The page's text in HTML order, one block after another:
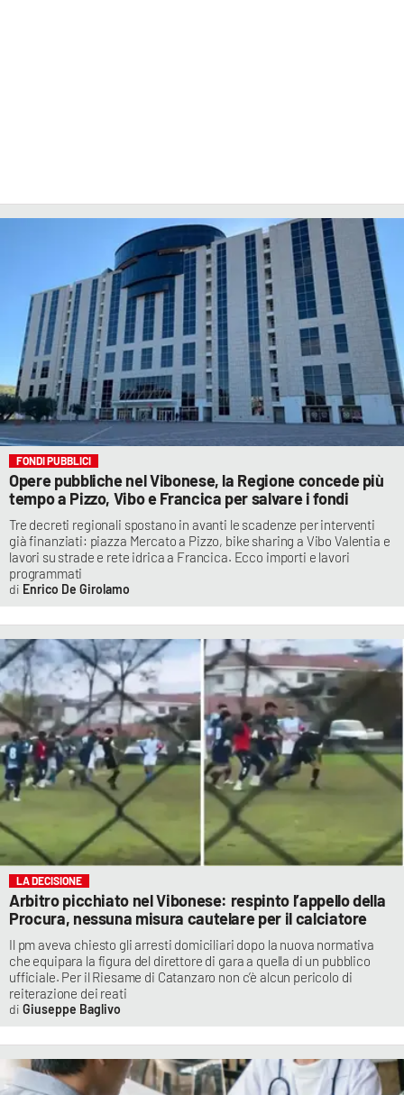
APPLE
FONDI PUBBLICI
Opere pubbliche nel Vibonese, la Regione concede più
tempo a Pizzo, Vibo e Francica per salvare i fondi
Tre decreti regionali spostano in avanti le scadenze per interventi
già finanziati: piazza Mercato a Pizzo, bike sharing a Vibo Valentia e
lavori su strade e rete idrica a Francica. Ecco importi e lavori
programmati
Enrico De Girolamo
LA DECISIONE
Arbitro picchiato nel Vibonese: respinto l’appello della
Procura, nessuna misura cautelare per il calciatore
Il pm aveva chiesto gli arresti domiciliari dopo la nuova normativa
che equipara la figura del direttore di gara a quella di un pubblico
ufficiale. Per il Riesame di Catanzaro non c’è alcun pericolo di
reiterazione dei reati
Giuseppe Baglivo